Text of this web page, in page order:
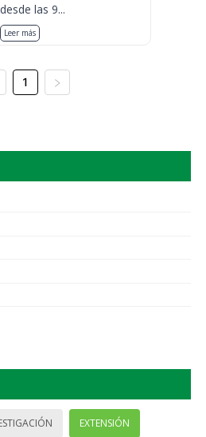
desde las 9...
Leer más
1
EXTENSIÓN